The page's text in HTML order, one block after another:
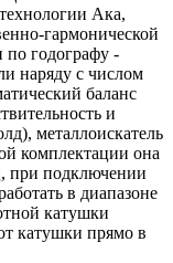
Ака,
гармонической
годографу -
наряду с числом
баланс
и
металлоискатель
комплектации она
при подключении
в диапазоне
катушки
катушки прямо в